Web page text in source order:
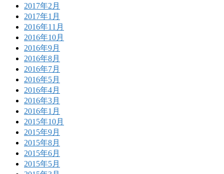
2017年2月
2017年1月
2016年11月
2016年10月
2016年9月
2016年8月
2016年7月
2016年5月
2016年4月
2016年3月
2016年1月
2015年10月
2015年9月
2015年8月
2015年6月
2015年5月